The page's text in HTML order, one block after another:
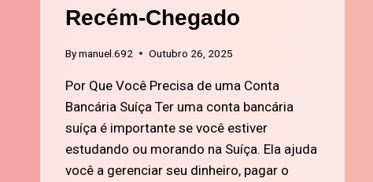
Recém-Chegado
Bymanuel.692 Outubro 26, 2025
Por Que Você Precisa de uma Conta
Bancária Suíça Ter uma conta bancária
suíça é importante se você estiver
estudando ou morando na Suíça. Ela ajuda
você a gerenciar seu dinheiro, pagar o